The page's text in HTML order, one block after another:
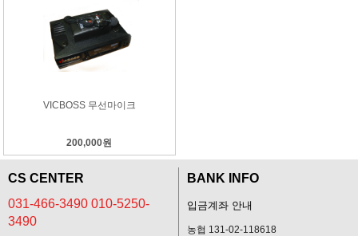
VICBOSS 무선마이크
200,000원
CS CENTER
031-466-3490 010-5250-
3490
BANK INFO
입금계좌 안내
농협 131-02-118618